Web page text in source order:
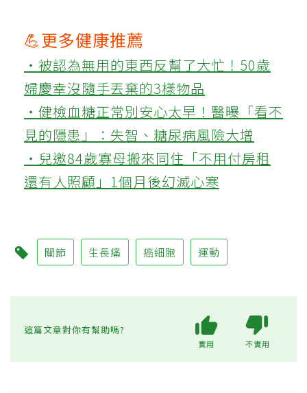
💪更多健康推薦
‧被認為無用的東西反幫了大忙！50歲
婦慶幸沒隨手丟棄的3樣物品
‧健檢血糖正常別安心太早！醫曝「看不
見的隱患」：失智、糖尿病風險大增
‧兒邀84歲寡母搬來同住「不用付房租
還有人照顧」1個月後幻滅心寒
關節 生長痛 癌細胞 運動
這篇文章對你有幫助嗎?
實用 不實用